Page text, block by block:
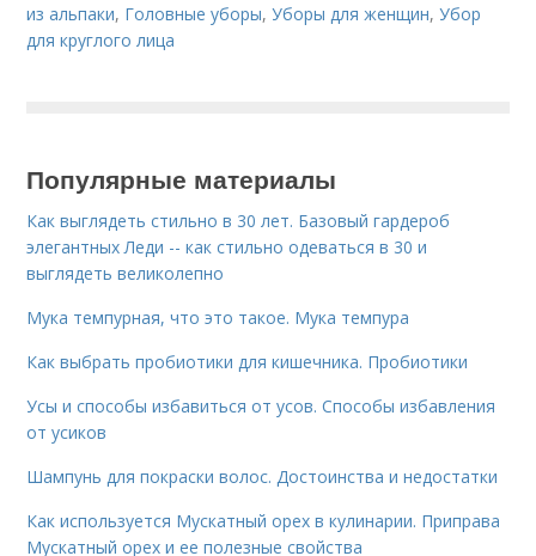
из альпаки, Головные уборы,Уборы для женщин,Убор
для круглого лица
Популярные материалы
Как выглядеть стильно в 30 лет. Базовый гардероб
элегантных Леди -- как стильно одеваться в 30 и
выглядеть великолепно
Мука темпурная, что это такое. Мука темпура
Как выбрать пробиотики для кишечника. Пробиотики
Усы и способы избавиться от усов. Способы избавления
от усиков
Шампунь для покраски волос. Достоинства и недостатки
Как используется Мускатный орех в кулинарии. Приправа
Мускатный орех и ее полезные свойства